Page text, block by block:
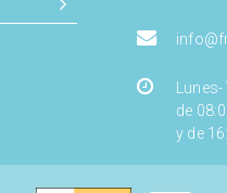
de
y de